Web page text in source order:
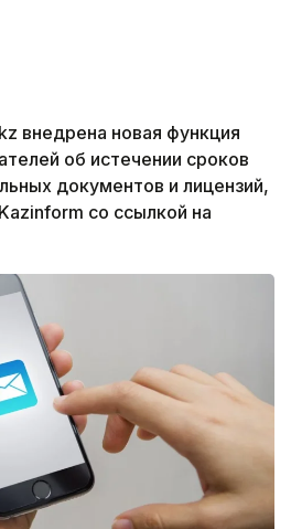
внедрена новая функция
об истечении сроков
документов и лицензий,
со ссылкой на